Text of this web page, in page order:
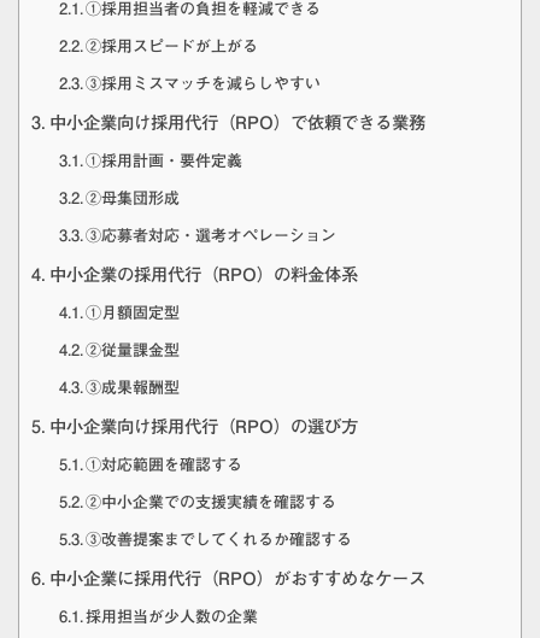
①採用担当者の負担を軽減できる
②採用スピードが上がる
③採用ミスマッチを減らしやすい
中小企業向け採用代行（RPO）で依頼できる業務
①採用計画・要件定義
②母集団形成
③応募者対応・選考オペレーション
中小企業の採用代行（RPO）の料金体系
①月額固定型
②従量課金型
③成果報酬型
中小企業向け採用代行（RPO）の選び方
①対応範囲を確認する
②中小企業での支援実績を確認する
③改善提案までしてくれるか確認する
中小企業に採用代行（RPO）がおすすめなケース
採用担当が少人数の企業